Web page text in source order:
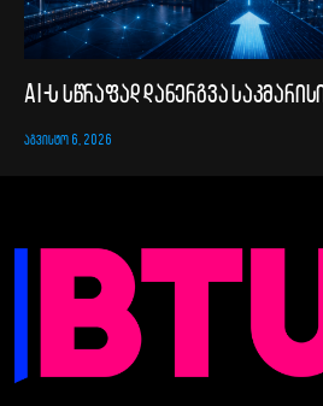
AI-ს სწრაფად დანერგვა
ᲐᲒᲕᲘᲡᲢᲝ 6, 2026